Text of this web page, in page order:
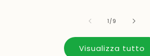
1 /su
9
Visualizza tutto